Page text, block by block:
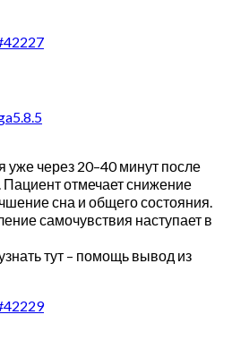
через 20–40 минут после
отмечает снижение
сна и общего состояния.
самочувствия наступает в
тут – помощь вывод из